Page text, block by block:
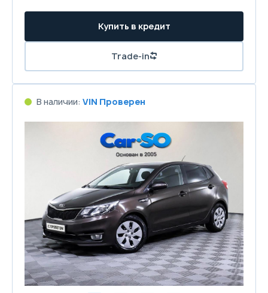
Купить в кредит
Trade-in
В наличии: VIN Проверен